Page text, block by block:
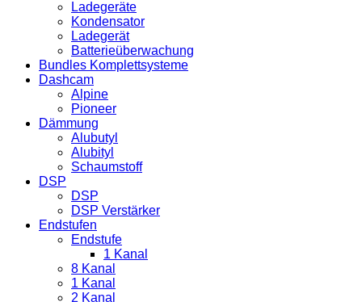
Ladegeräte
Kondensator
Ladegerät
Batterieüberwachung
Bundles Komplettsysteme
Dashcam
Alpine
Pioneer
Dämmung
Alubutyl
Alubityl
Schaumstoff
DSP
DSP
DSP Verstärker
Endstufen
Endstufe
1 Kanal
8 Kanal
1 Kanal
2 Kanal